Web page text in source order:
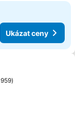
Ukázat ceny
oblíbených